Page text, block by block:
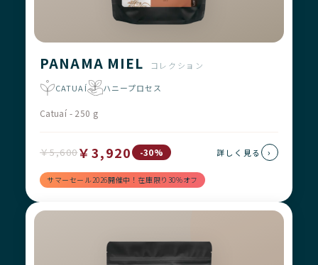
PANAMA MIEL
コレクション
CATUAÍ
ハニープロセス
Catuaí - 250 g
￥5,600￥3,920 -30%
サマーセール2026開催中！在庫限り30%オフ
詳しく見る ›